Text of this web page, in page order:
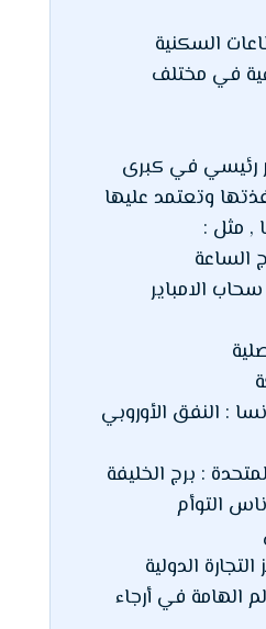
السكنية
في مختلف
رئيسي في كبرى
وتعتمد عليها
, مثل :
الساعة
الامباير
: النفق الأوروبي
: برج الخليفة
التوأم
الدولية
الهامة في أرجاء